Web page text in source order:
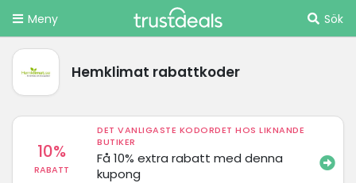
Meny Sök
Hemklimat rabattkoder
10%
RABATT
DET VANLIGASTE KODORDET HOS LIKNANDE
BUTIKER
Få 10% extra rabatt med denna
kupong